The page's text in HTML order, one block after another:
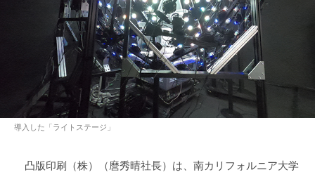
導入した「ライトステージ」
凸版印刷（株）（麿秀晴社長）は、南カリフォルニア大学